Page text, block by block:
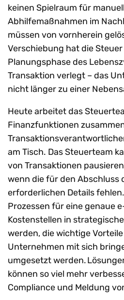
keinen Spielraum für
Abhilfemaßnahmen im
müssen von vornherein
Verschiebung hat die Steuer
Planungsphase des
Transaktion verlegt – das
nicht länger zu einer
Heute arbeitet das
Finanzfunktionen
am Tisch. Das Steuerteam
von Transaktionen
wenn die für den Abschluss
erforderlichen Details
Prozessen für eine genaue
Kostenstellen in
werden, die wichtige
Unternehmen mit sich
umgesetzt werden.
können so viel mehr
Compliance und Meldung